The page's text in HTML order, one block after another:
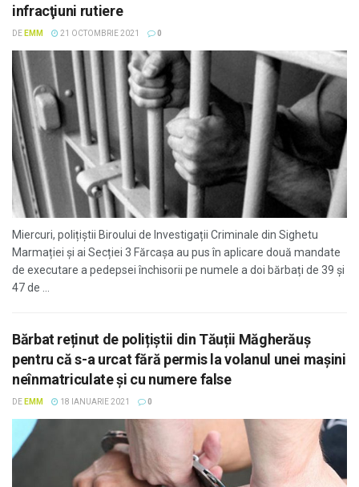
infracţiuni rutiere
DE EMM 21 OCTOMBRIE 2021 0
Miercuri, polițiștii Biroului de Investigații Criminale din Sighetu
Marmației și ai Secției 3 Fărcașa au pus în aplicare două mandate
de executare a pedepsei închisorii pe numele a doi bărbați de 39 și
47 de ...
Bărbat reținut de polițiștii din Tăuții Măgherăuș
pentru că s-a urcat fără permis la volanul unei maşini
neînmatriculate şi cu numere false
DE EMM 18 IANUARIE 2021 0